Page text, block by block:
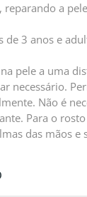
reparando a
de 3 anos e
pele a uma
necessário.
Não é
Para o
das mãos e